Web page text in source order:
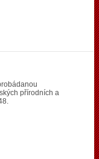
přírodních a